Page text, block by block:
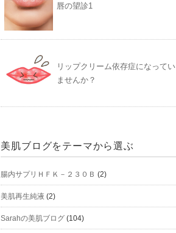
唇の望診1
リップクリーム依存症になってい
ませんか？
美肌ブログをテーマから選ぶ
腸内サプリＨＦＫ－２３０Ｂ (2)
美肌再生純液 (2)
Sarahの美肌ブログ (104)